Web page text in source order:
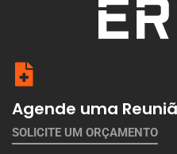
Agende uma
SOLICITE UM ORÇAMENTO